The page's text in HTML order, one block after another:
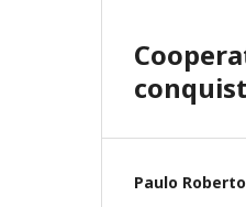
Paulo